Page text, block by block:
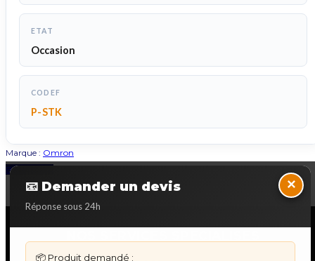
ETAT
Occasion
CODEF
P-STK
Marque : Omron
📧 Demander un devis
Réponse sous 24h
×
📦 Produit demandé :
Back to Top